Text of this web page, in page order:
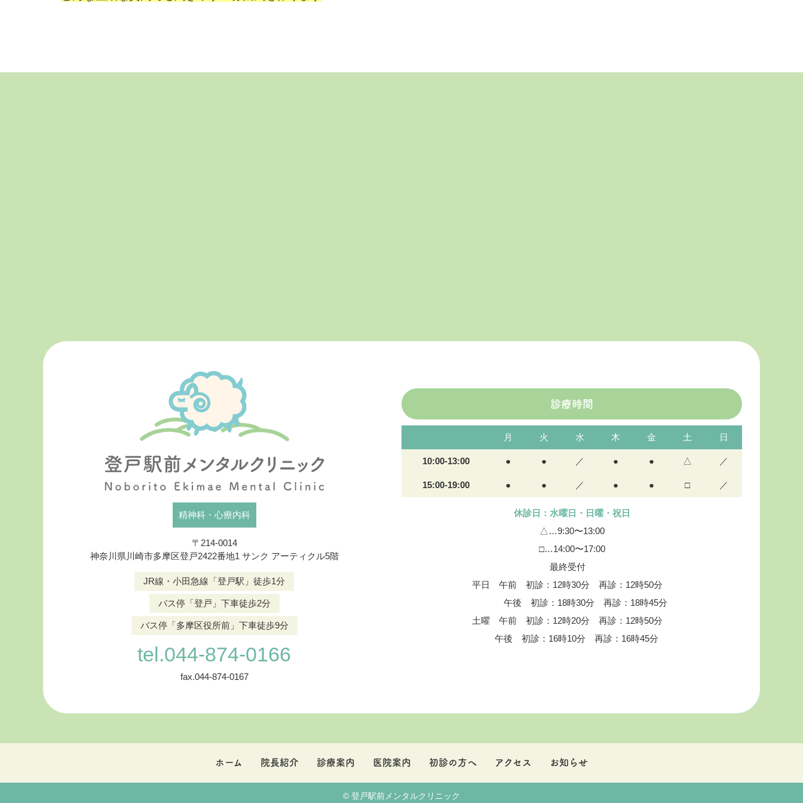
精神科・心療内科
〒214‐0014
神奈川県川崎市多摩区登戸2422番地1 サンク アーティクル5階
JR線・小田急線「登戸駅」徒歩1分
バス停「登戸」下車徒歩2分
バス停「多摩区役所前」下車徒歩9分
tel.044-874-0166
fax.044-874-0167
診療時間
月 火 水 木 金 土 日
10:00-13:00 ● ● ／ ● ● △ ／
15:00-19:00 ● ● ／ ● ● □ ／
休診日：水曜日・日曜・祝日
△…9:30〜13:00
□…14:00〜17:00
最終受付
平日 午前 初診：12時30分 再診：12時50分
午後 初診：18時30分 再診：18時45分
土曜 午前 初診：12時20分 再診：12時50分
午後 初診：16時10分 再診：16時45分
ホーム 院長紹介 診療案内 医院案内 初診の方へ アクセス お知らせ
© 登戸駅前メンタルクリニック